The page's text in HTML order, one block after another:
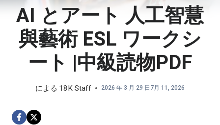
AI とアート 人工智慧
與藝術 ESL ワークシ
ート |中級読物PDF
による 18K Staff 2026 年 3 月 29 日 7月 11, 2026